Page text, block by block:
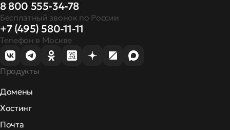
8 800 555-34-78
Бесплатный звонок по России
+7 (495) 580-11-11
Телефон в Москве
Продукты
Домены
Хостинг
Почта